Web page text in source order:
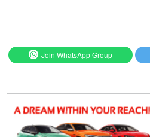
Join WhatsApp Group